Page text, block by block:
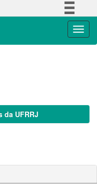
UFRRJ